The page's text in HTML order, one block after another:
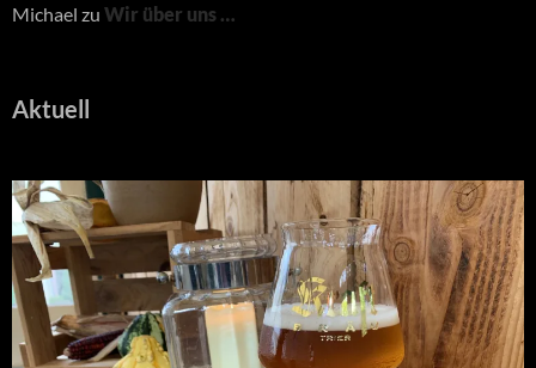
Michael zu Wir über uns …
Aktuell